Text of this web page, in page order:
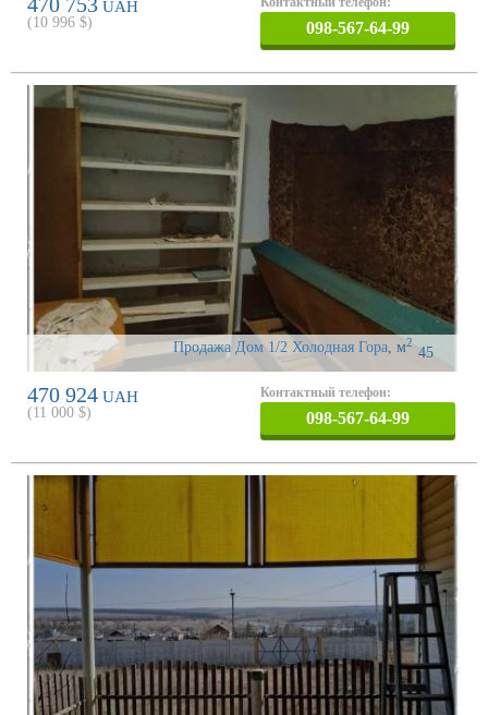
UAH
(10 996 $) 098-567-64-99
Продажа Дом 1/2 Холодная Гора, 45
м2
470 924 UAH
(11 000 $)
Контактный телефон:
098-567-64-99